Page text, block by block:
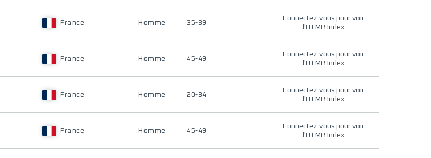
France Homme 35-39
Connectez-vous pour voir
l'UTMB Index
France Homme 45-49
Connectez-vous pour voir
l'UTMB Index
France Homme 20-34
Connectez-vous pour voir
l'UTMB Index
France Homme 45-49
Connectez-vous pour voir
l'UTMB Index